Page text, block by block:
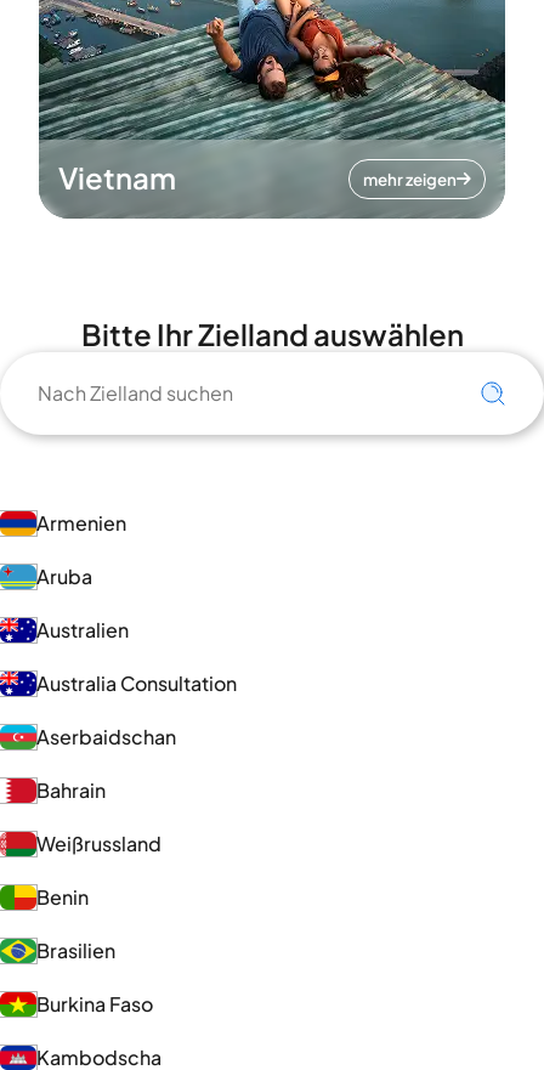
Vietnam mehr zeigen
Bitte Ihr Zielland auswählen
Armenien
Aruba
Australien
Australia Consultation
Aserbaidschan
Bahrain
Weißrussland
Benin
Brasilien
Burkina Faso
Kambodscha